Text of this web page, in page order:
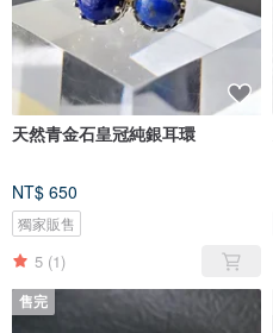
天然青金石皇冠純銀耳環
NT$ 650
獨家販售
5 (1)
售完